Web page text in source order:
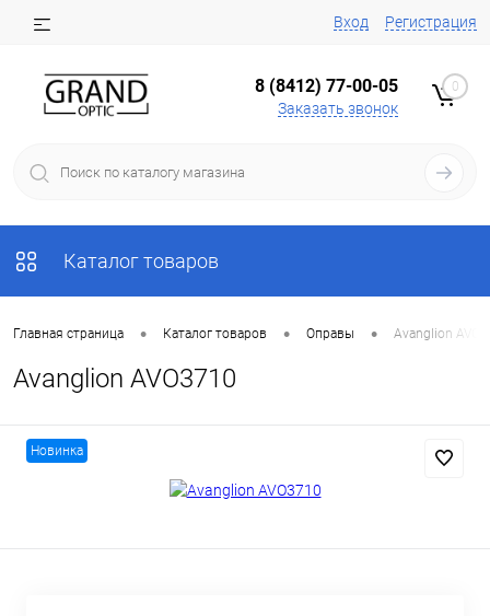
Вход Регистрация
8 (8412) 77-00-05
Заказать звонок
0
Каталог товаров
Главная страница • Каталог товаров • Оправы • Avanglion
Avanglion AVO3710
Новинка